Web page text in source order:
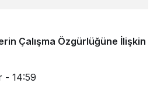
Çalışma Özgürlüğüne İlişkin
- 14:59